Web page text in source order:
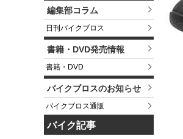
編集部コラム
日刊バイクブロス
書籍・DVD発売情報
書籍・DVD
バイクブロスのお知らせ
バイクブロス通販
バイク記事